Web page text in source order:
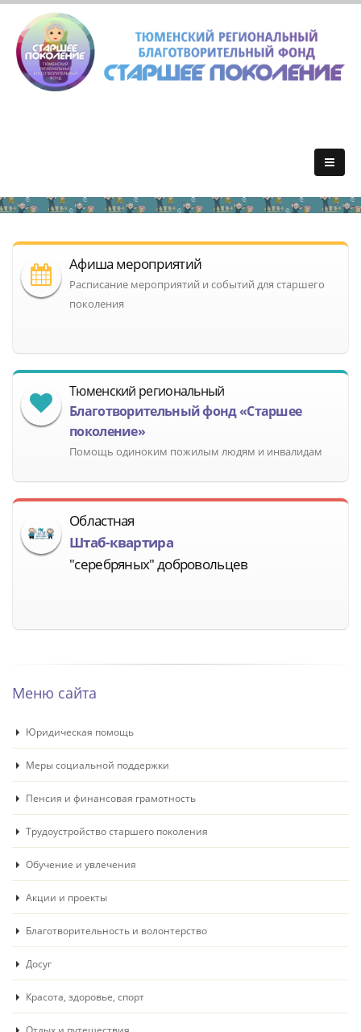
Афиша мероприятий
Расписание мероприятий и событий для старшего
поколения
Тюменский региональный
Благотворительный фонд «Старшее
поколение»
Помощь одиноким пожилым людям и инвалидам
Областная
Штаб-квартира
"серебряных" добровольцев
Меню сайта
Юридическая помощь
Меры социальной поддержки
Пенсия и финансовая грамотность
Трудоустройство старшего поколения
Обучение и увлечения
Акции и проекты
Благотворительность и волонтерство
Досуг
Красота, здоровье, спорт
Отдых и путешествия